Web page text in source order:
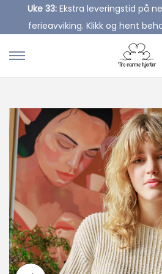
Uke 33: Ekstra leveringstid på
ferieavviking. Klikk og hent
S
p
t
o
n
v
i
g
a
t
S
p
t
o
c
n
t
e
n
t